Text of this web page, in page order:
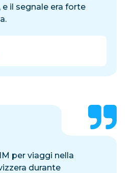
e il segnale era forte
per viaggi nella
durante